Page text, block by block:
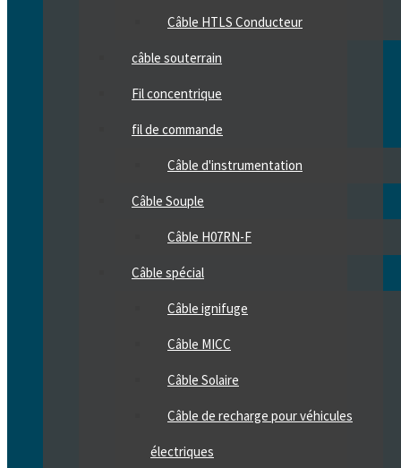
Câble HTLS Conducteur
câble souterrain
Fil concentrique
fil de commande
Câble d'instrumentation
Câble Souple
Câble H07RN-F
Câble spécial
Câble ignifuge
Câble MICC
Câble Solaire
Câble de recharge pour véhicules
électriques